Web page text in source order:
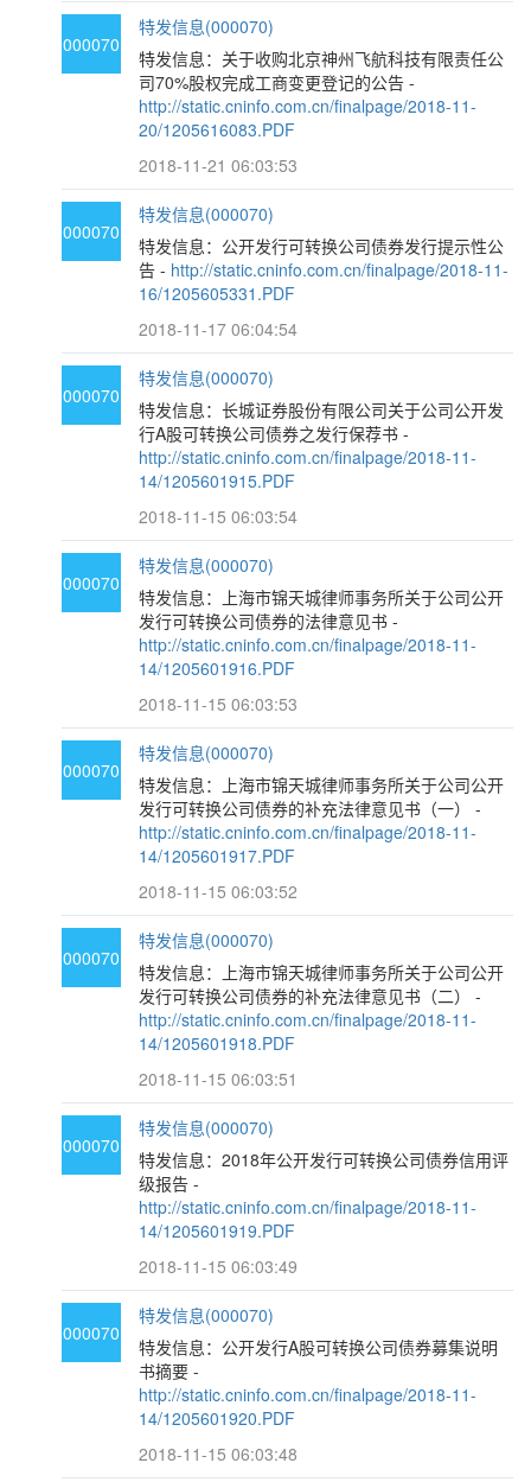
000070
特发信息(000070)
特发信息：关于收购北京神州飞航科技有限责任公
司70%股权完成工商变更登记的公告 -
http://static.cninfo.com.cn/finalpage/2018-11-
20/1205616083.PDF
2018-11-21 06:03:53
000070
特发信息(000070)
特发信息：公开发行可转换公司债券发行提示性公
告 - http://static.cninfo.com.cn/finalpage/2018-11-
16/1205605331.PDF
2018-11-17 06:04:54
000070
特发信息(000070)
特发信息：长城证券股份有限公司关于公司公开发
行A股可转换公司债券之发行保荐书 -
http://static.cninfo.com.cn/finalpage/2018-11-
14/1205601915.PDF
2018-11-15 06:03:54
000070
特发信息(000070)
特发信息：上海市锦天城律师事务所关于公司公开
发行可转换公司债券的法律意见书 -
http://static.cninfo.com.cn/finalpage/2018-11-
14/1205601916.PDF
2018-11-15 06:03:53
000070
特发信息(000070)
特发信息：上海市锦天城律师事务所关于公司公开
发行可转换公司债券的补充法律意见书（一） -
http://static.cninfo.com.cn/finalpage/2018-11-
14/1205601917.PDF
2018-11-15 06:03:52
000070
特发信息(000070)
特发信息：上海市锦天城律师事务所关于公司公开
发行可转换公司债券的补充法律意见书（二） -
http://static.cninfo.com.cn/finalpage/2018-11-
14/1205601918.PDF
2018-11-15 06:03:51
000070
特发信息(000070)
特发信息：2018年公开发行可转换公司债券信用评
级报告 -
http://static.cninfo.com.cn/finalpage/2018-11-
14/1205601919.PDF
2018-11-15 06:03:49
000070
特发信息(000070)
特发信息：公开发行A股可转换公司债券募集说明
书摘要 -
http://static.cninfo.com.cn/finalpage/2018-11-
14/1205601920.PDF
2018-11-15 06:03:48